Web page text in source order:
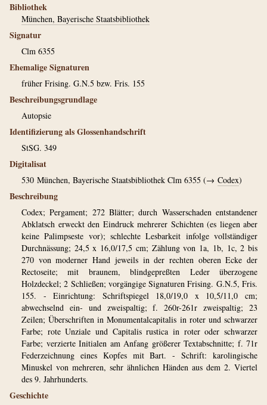
Bibliothek
München, Bayerische Staatsbibliothek
Signatur
Clm 6355
Ehemalige Signaturen
früher Frising. G.N.5 bzw. Fris. 155
Beschreibungsgrundlage
Autopsie
Identifizierung als Glossenhandschrift
StSG. 349
Digitalisat
530 München, Bayerische Staatsbibliothek Clm 6355 (→ Codex)
Beschreibung
Codex; Pergament; 272 Blätter; durch Wasserschaden entstandener
Abklatsch erweckt den Eindruck mehrerer Schichten (es liegen aber
keine Palimpseste vor); schlechte Lesbarkeit infolge vollständiger
Durchnässung; 24,5 x 16,0/17,5 cm; Zählung von 1a, 1b, 1c, 2 bis
270 von moderner Hand jeweils in der rechten oberen Ecke der
Rectoseite; mit braunem, blindgepreßten Leder überzogene
Holzdeckel; 2 Schließen; vorgängige Signaturen Frising. G.N.5, Fris.
155. - Einrichtung: Schriftspiegel 18,0/19,0 x 10,5/11,0 cm;
abwechselnd ein- und zweispaltig; f. 260r-261r zweispaltig; 23
Zeilen; Überschriften in Monumentalcapitalis in roter und schwarzer
Farbe; rote Unziale und Capitalis rustica in roter oder schwarzer
Farbe; verzierte Initialen am Anfang größerer Textabschnitte; f. 71r
Federzeichnung eines Kopfes mit Bart. - Schrift: karolingische
Minuskel von mehreren, sehr ähnlichen Händen aus dem 2. Viertel
des 9. Jahrhunderts.
Geschichte